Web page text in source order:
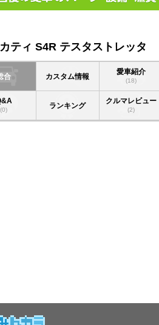
カティ S4R テスタストレッタ
合 カスタム情報
愛車紹介
(18)
(0) ランキング
クルマレビュー
(2)